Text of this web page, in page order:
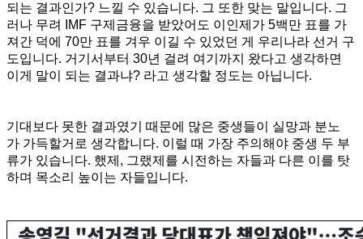
되는 결과인가? 느낄 수 있습니다. 그 또한 맞는 말입니다. 그
러나 무려 IMF 구제금융을 받았어도 이인제가 5백만 표를 가
져간 덕에 70만 표를 겨우 이길 수 있었던 게 우리나라 선거 구
도입니다. 거기서부터 30년 걸려 여기까지 왔다고 생각하면
이게 말이 되는 결과냐? 라고 생각할 정도는 아닙니다.
기대보다 못한 결과였기 때문에 많은 중생들이 실망과 분노
가 가득할거로 생각합니다. 이럴 때 가장 주의해야 중생 두 부
류가 있습니다. 했제, 그랬제를 시전하는 자들과 다른 이를 탓
하며 목소리 높이는 자들입니다.